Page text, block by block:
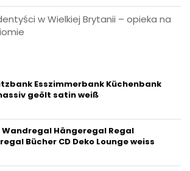
w Wielkiej Brytanii – opieka na
Esszimmerbank Küchenbank
geölt satin weiß
Wandregal Hängeregal Regal
Bücher CD Deko Lounge weiss